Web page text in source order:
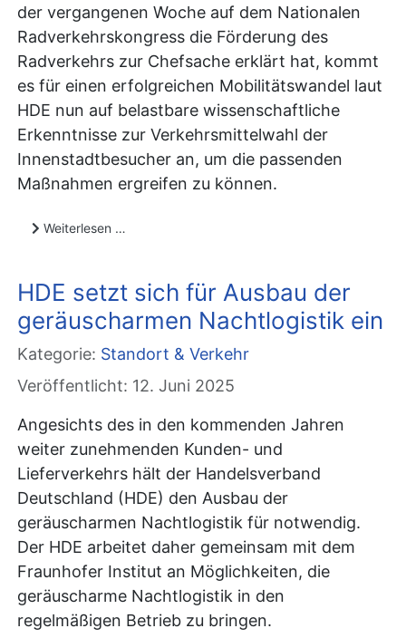
der vergangenen Woche auf dem Nationalen
Radverkehrskongress die Förderung des
Radverkehrs zur Chefsache erklärt hat, kommt
es für einen erfolgreichen Mobilitätswandel laut
HDE nun auf belastbare wissenschaftliche
Erkenntnisse zur Verkehrsmittelwahl der
Innenstadtbesucher an, um die passenden
Maßnahmen ergreifen zu können.
Weiterlesen …
HDE setzt sich für Ausbau der
geräuscharmen Nachtlogistik ein
Kategorie: Standort & Verkehr
Veröffentlicht: 12. Juni 2025
Angesichts des in den kommenden Jahren
weiter zunehmenden Kunden- und
Lieferverkehrs hält der Handelsverband
Deutschland (HDE) den Ausbau der
geräuscharmen Nachtlogistik für notwendig.
Der HDE arbeitet daher gemeinsam mit dem
Fraunhofer Institut an Möglichkeiten, die
geräuscharme Nachtlogistik in den
regelmäßigen Betrieb zu bringen.